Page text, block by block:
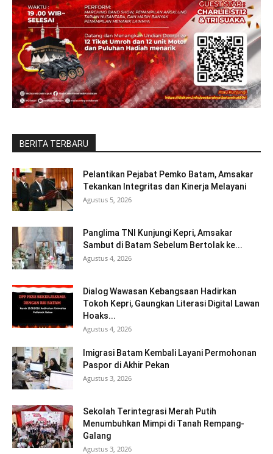
BERITA TERBARU
Pelantikan Pejabat Pemko Batam, Amsakar
Tekankan Integritas dan Kinerja Melayani
Agustus 5, 2026
Panglima TNI Kunjungi Kepri, Amsakar
Sambut di Batam Sebelum Bertolak ke...
Agustus 4, 2026
Dialog Wawasan Kebangsaan Hadirkan
Tokoh Kepri, Gaungkan Literasi Digital Lawan
Hoaks...
Agustus 4, 2026
Imigrasi Batam Kembali Layani Permohonan
Paspor di Akhir Pekan
Agustus 3, 2026
Sekolah Terintegrasi Merah Putih
Menumbuhkan Mimpi di Tanah Rempang-
Galang
Agustus 3, 2026